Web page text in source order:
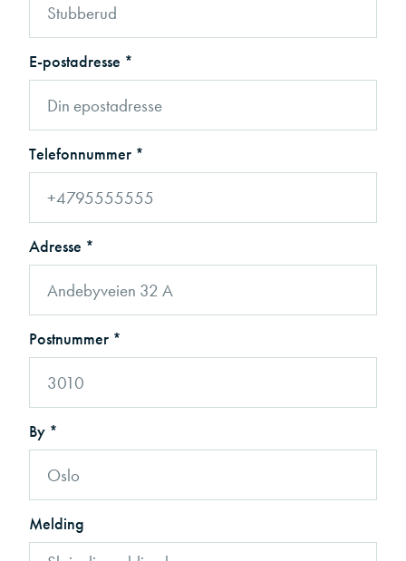
E-postadresse *
Telefonnummer *
Adresse *
Postnummer *
By *
Melding